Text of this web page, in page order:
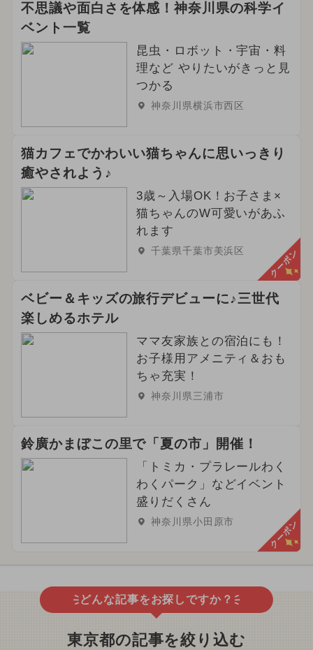
不思議や面白さを体感！神奈川県の科学イ
ベント一覧
昆虫・ロボット・宇宙・料
理など やりたいがきっと見
つかる
神奈川県横浜市西区
猫カフェでかわいい猫ちゃんに思いっきり
癒やされよう♪
3歳～入場OK！お子さま×
猫ちゃんのW可愛いがあふ
れます
千葉県千葉市美浜区 クーポン
ベビー＆キッズの旅行デビューに♪三世代
楽しめるホテル
ママ友家族との宿泊にも！
お子様用アメニティ＆おも
ちゃ充実！
神奈川県三浦市
鈴廣かまぼこの里で「夏の市」開催！
「トミカ・プラレールわく
わくパーク」などイベント
盛りだくさん
神奈川県小田原市 クーポン
どんな記事をお探しですか？
東京都の記事を絞り込む